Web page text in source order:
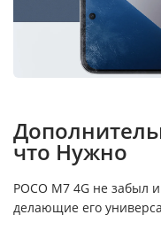
что Нужно
POCO M7 4G не забыл
делающие его